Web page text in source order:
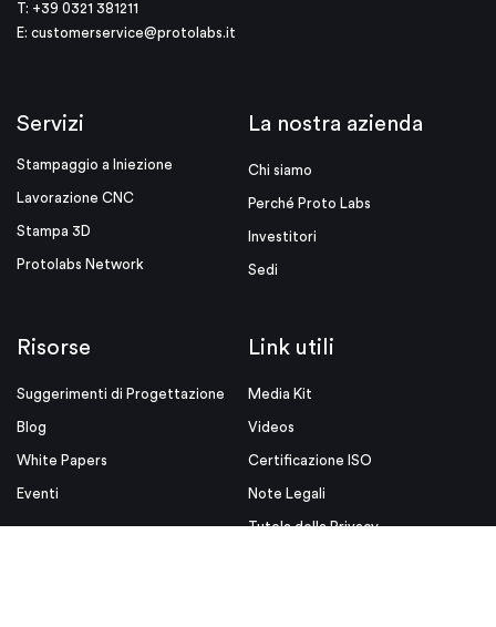
T: +39 0321 381211
E: customerservice@protolabs.it
Servizi
Stampaggio a Iniezione
Lavorazione CNC
Stampa 3D
Protolabs Network
La nostra azienda
Chi siamo
Perché Proto Labs
Investitori
Sedi
Risorse
Suggerimenti di Progettazione
Blog
White Papers
Eventi
Link utili
Media Kit
Videos
Certificazione ISO
Note Legali
Tutela della Privacy